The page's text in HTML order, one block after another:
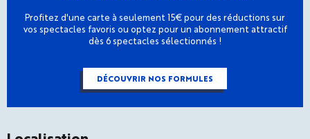
Profitez d'une carte à seulement 15€ pour des réductions sur
vos spectacles favoris ou optez pour un abonnement attractif
dès 6 spectacles sélectionnés !
DÉCOUVRIR NOS FORMULES